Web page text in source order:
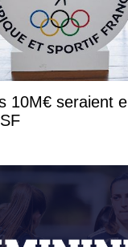
10M€ seraient